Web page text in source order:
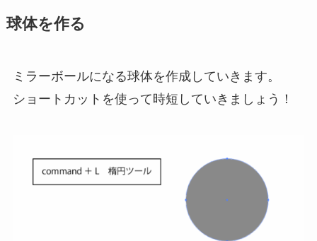
球体を作る
ミラーボールになる球体を作成していきます。
ショートカットを使って時短していきましょう！